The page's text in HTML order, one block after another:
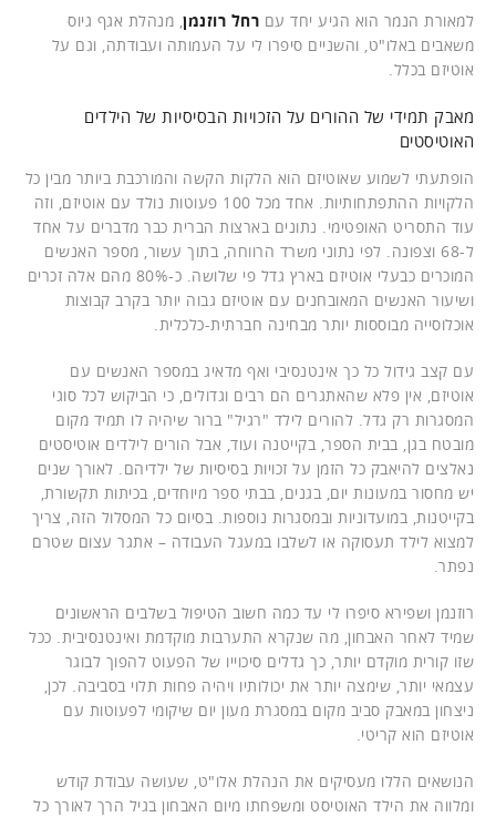
למאורת הנמר הוא הגיע יחד עם רחל רוזנמן, מנהלת אגף גיוס
משאבים באלו"ט, והשניים סיפרו לי על העמותה ועבודתה, וגם על
אוטיזם בכלל.
מאבק תמידי של ההורים על הזכויות הבסיסיות של הילדים
האוטיסטים
הופתעתי לשמוע שאוטיזם הוא הלקות הקשה והמורכבת ביותר מבין כל
הלקויות ההתפתחותיות. אחד מכל 100 פעוטות נולד עם אוטיזם, וזה
עוד התסריט האופטימי. נתונים בארצות הברית כבר מדברים על אחד
ל-68 וצפונה. לפי נתוני משרד הרווחה, בתוך עשור, מספר האנשים
המוכרים כבעלי אוטיזם בארץ גדל פי שלושה. כ-80% מהם אלה זכרים
ושיעור האנשים המאובחנים עם אוטיזם גבוה יותר בקרב קבוצות
אוכלוסייה מבוססות יותר מבחינה חברתית-כלכלית.
עם קצב גידול כל כך אינטנסיבי ואף מדאיג במספר האנשים עם
אוטיזם, אין פלא שהאתגרים הם רבים וגדולים, כי הביקוש לכל סוגי
המסגרות רק גדל. להורים לילד "רגיל" ברור שיהיה לו תמיד מקום
מובטח בגן, בבית הספר, בקייטנה ועוד, אבל הורים לילדים אוטיסטים
נאלצים להיאבק כל הזמן על זכויות בסיסיות של ילדיהם. לאורך שנים
יש מחסור במעונות יום, בגנים, בבתי ספר מיוחדים, בכיתות תקשורת,
בקייטנות, במועדוניות ובמסגרות נוספות. בסיום כל המסלול הזה, צריך
למצוא לילד תעסוקה או לשלבו במעגל העבודה – אתגר עצום שטרם
נפתר.
רוזנמן ושפירא סיפרו לי עד כמה חשוב הטיפול בשלבים הראשונים
שמיד לאחר האבחון, מה שנקרא התערבות מוקדמת ואינטנסיבית. ככל
שזו קורית מוקדם יותר, כך גדלים סיכוייו של הפעוט להפוך לבוגר
עצמאי יותר, שימצה יותר את יכולותיו ויהיה פחות תלוי בסביבה. לכן,
ניצחון במאבק סביב מקום במסגרת מעון יום שיקומי לפעוטות עם
אוטיזם הוא קריטי.
הנושאים הללו מעסיקים את הנהלת אלו"ט, שעושה עבודת קודש
ומלווה את הילד האוטיסט ומשפחתו מיום האבחון בגיל הרך לאורך כל